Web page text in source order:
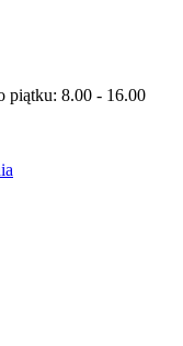
piątku: 8.00 - 16.00